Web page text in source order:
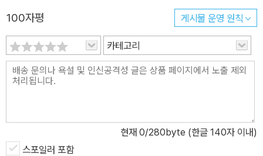
100자평 게시물 운영 원칙
카테고리
현재 0/280byte (한글 140자 이내)
스포일러 포함